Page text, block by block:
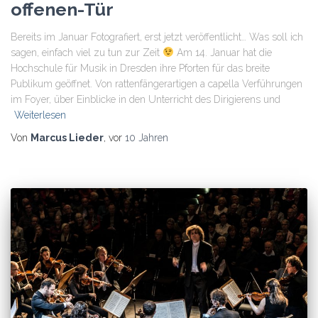
offenen-Tür
Bereits im Januar Fotografiert, erst jetzt veröffentlicht… Was soll ich
sagen, einfach viel zu tun zur Zeit
Am 14. Januar hat die
Hochschule für Musik in Dresden ihre Pforten für das breite
Publikum geöffnet. Von rattenfängerartigen a capella Verführungen
im Foyer, über Einblicke in den Unterricht des Dirigierens und
Weiterlesen
Von Marcus Lieder, vor 10 Jahren